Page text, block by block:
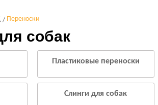
Переноски
собак
Пластиковые переноски
Слинги для собак